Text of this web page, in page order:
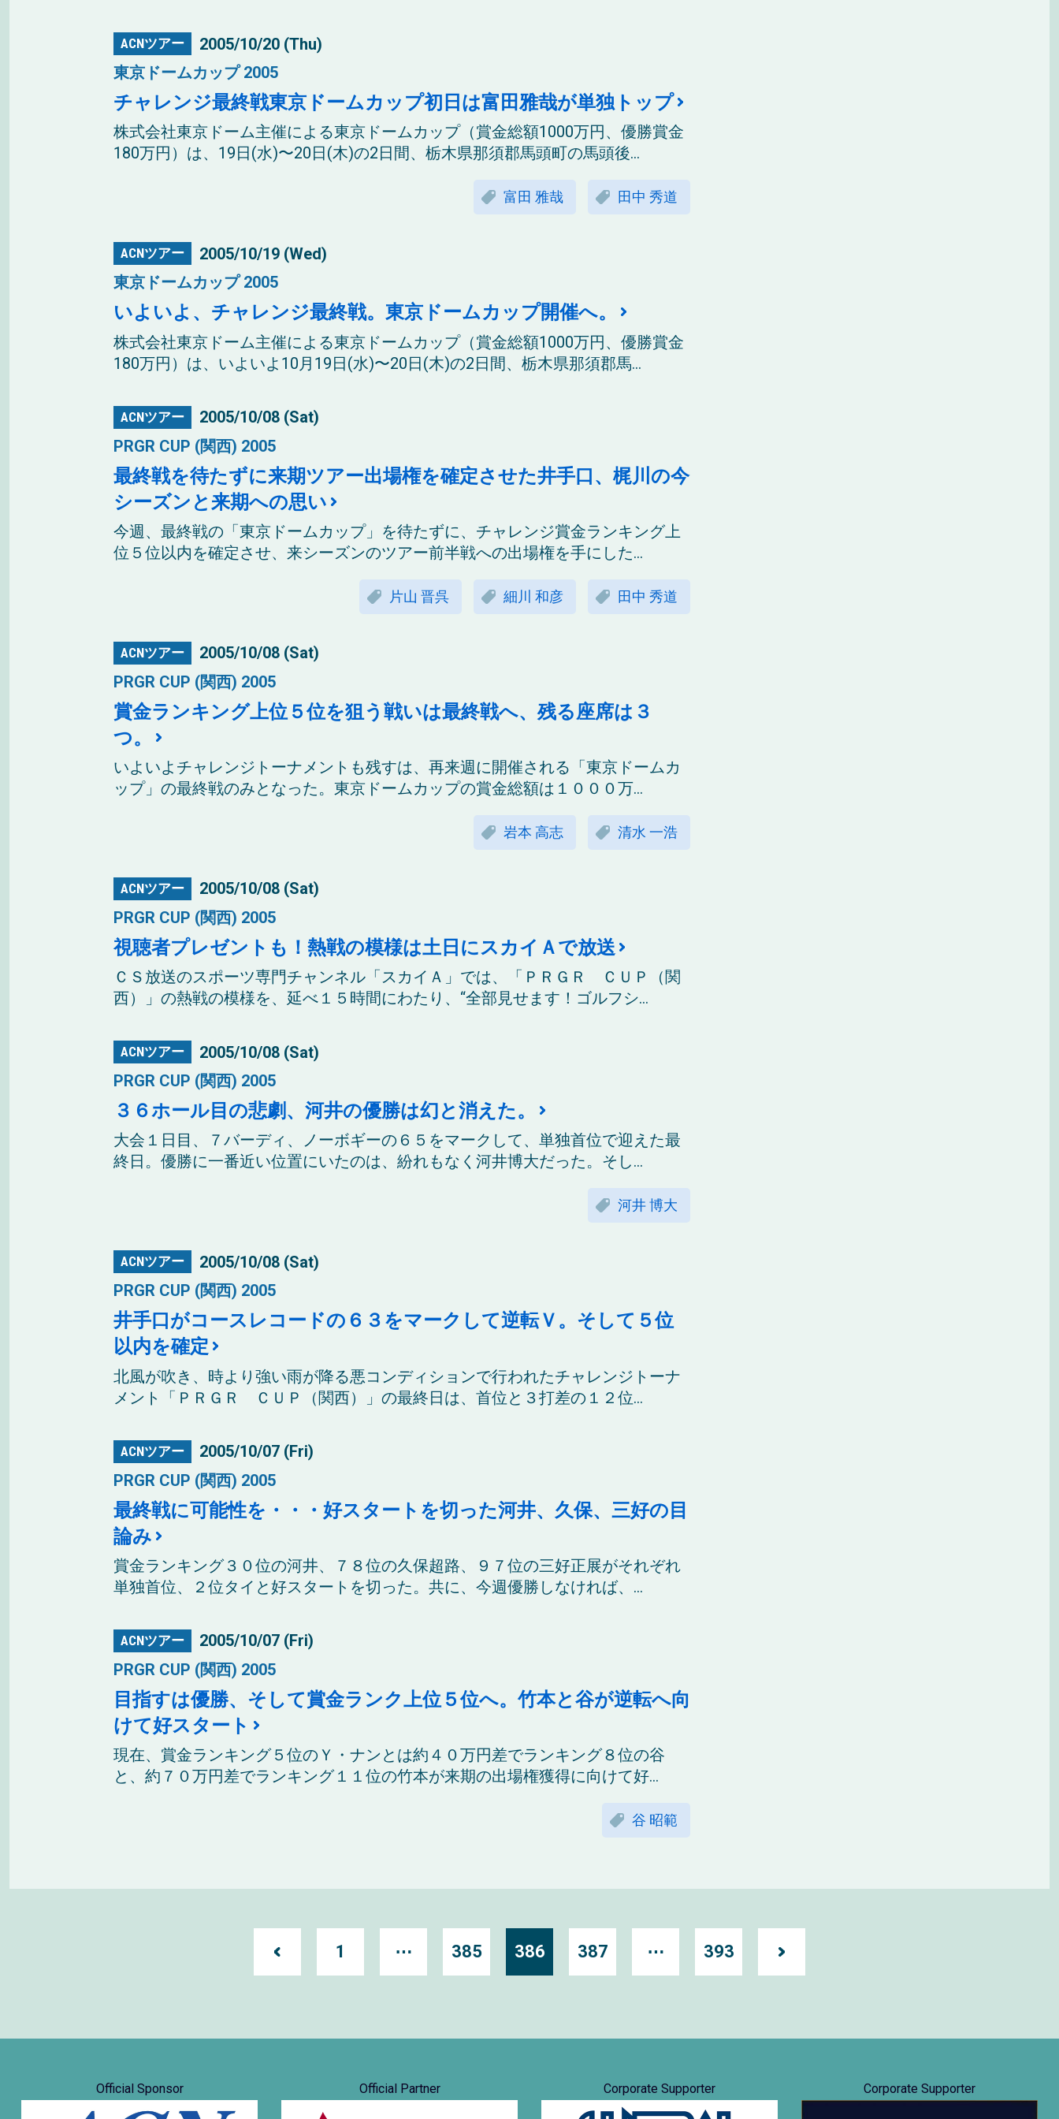
ACNツアー
2005/10/20 (Thu)
東京ドームカップ 2005
チャレンジ最終戦東京ドームカップ初日は富田雅哉が単独トップ
株式会社東京ドーム主催による東京ドームカップ（賞金総額1000万円、優勝賞金
180万円）は、19日(水)〜20日(木)の2日間、栃木県那須郡馬頭町の馬頭後...
富田 雅哉 田中 秀道
ACNツアー
2005/10/19 (Wed)
東京ドームカップ 2005
いよいよ、チャレンジ最終戦。東京ドームカップ開催へ。
株式会社東京ドーム主催による東京ドームカップ（賞金総額1000万円、優勝賞金
180万円）は、いよいよ10月19日(水)〜20日(木)の2日間、栃木県那須郡馬...
ACNツアー
2005/10/08 (Sat)
PRGR CUP (関西) 2005
最終戦を待たずに来期ツアー出場権を確定させた井手口、梶川の今
シーズンと来期への思い
今週、最終戦の「東京ドームカップ」を待たずに、チャレンジ賞金ランキング上
位５位以内を確定させ、来シーズンのツアー前半戦への出場権を手にした...
片山 晋呉 細川 和彦 田中 秀道
ACNツアー
2005/10/08 (Sat)
PRGR CUP (関西) 2005
賞金ランキング上位５位を狙う戦いは最終戦へ、残る座席は３
つ。
いよいよチャレンジトーナメントも残すは、再来週に開催される「東京ドームカ
ップ」の最終戦のみとなった。東京ドームカップの賞金総額は１０００万...
岩本 高志 清水 一浩
ACNツアー
2005/10/08 (Sat)
PRGR CUP (関西) 2005
視聴者プレゼントも！熱戦の模様は土日にスカイＡで放送
ＣＳ放送のスポーツ専門チャンネル「スカイＡ」では、「ＰＲＧＲ ＣＵＰ（関
西）」の熱戦の模様を、延べ１５時間にわたり、“全部見せます！ゴルフシ...
ACNツアー
2005/10/08 (Sat)
PRGR CUP (関西) 2005
３６ホール目の悲劇、河井の優勝は幻と消えた。
大会１日目、７バーディ、ノーボギーの６５をマークして、単独首位で迎えた最
終日。優勝に一番近い位置にいたのは、紛れもなく河井博大だった。そし...
河井 博大
ACNツアー
2005/10/08 (Sat)
PRGR CUP (関西) 2005
井手口がコースレコードの６３をマークして逆転Ｖ。そして５位
以内を確定
北風が吹き、時より強い雨が降る悪コンディションで行われたチャレンジトーナ
メント「ＰＲＧＲ ＣＵＰ（関西）」の最終日は、首位と３打差の１２位...
ACNツアー
2005/10/07 (Fri)
PRGR CUP (関西) 2005
最終戦に可能性を・・・好スタートを切った河井、久保、三好の目
論み
賞金ランキング３０位の河井、７８位の久保超路、９７位の三好正展がそれぞれ
単独首位、２位タイと好スタートを切った。共に、今週優勝しなければ、...
ACNツアー
2005/10/07 (Fri)
PRGR CUP (関西) 2005
目指すは優勝、そして賞金ランク上位５位へ。竹本と谷が逆転へ向
けて好スタート
現在、賞金ランキング５位のＹ・ナンとは約４０万円差でランキング８位の谷
と、約７０万円差でランキング１１位の竹本が来期の出場権獲得に向けて好...
谷 昭範
1 ⋯ 385 386 387 ⋯ 393
Official Sponsor Official Partner Corporate Supporter Corporate Supporter